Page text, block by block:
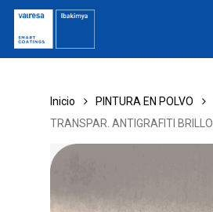
Skip
main
content
Inicio PINTURA EN POLVO
TRANSPAR. ANTIGRAFITI BRILLO